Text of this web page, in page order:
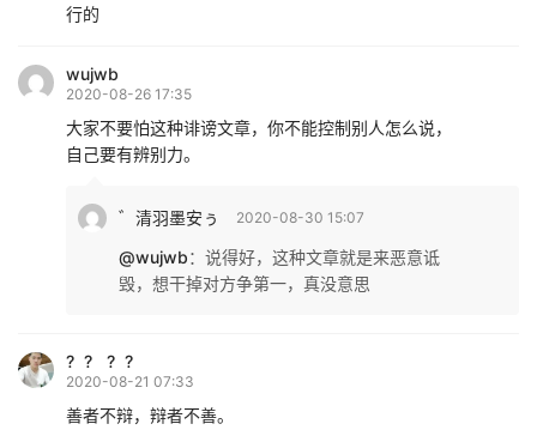
行的
wujwb
2020-08-26 17:35
大家不要怕这种诽谤文章，你不能控制别人怎么说，
自己要有辨别力。
゛清羽墨安ぅ 2020-08-30 15:07
@wujwb： 说得好，这种文章就是来恶意诋
毁，想干掉对方争第一，真没意思
? ? ? ?
2020-08-21 07:33
善者不辩，辩者不善。